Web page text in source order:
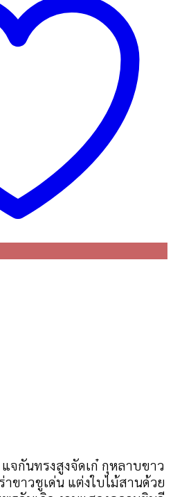
จกันทรงสูงจัดเก๋ กุหลาบขาว
ขาวชูเด่น แต่งใบไม้สานด้วย